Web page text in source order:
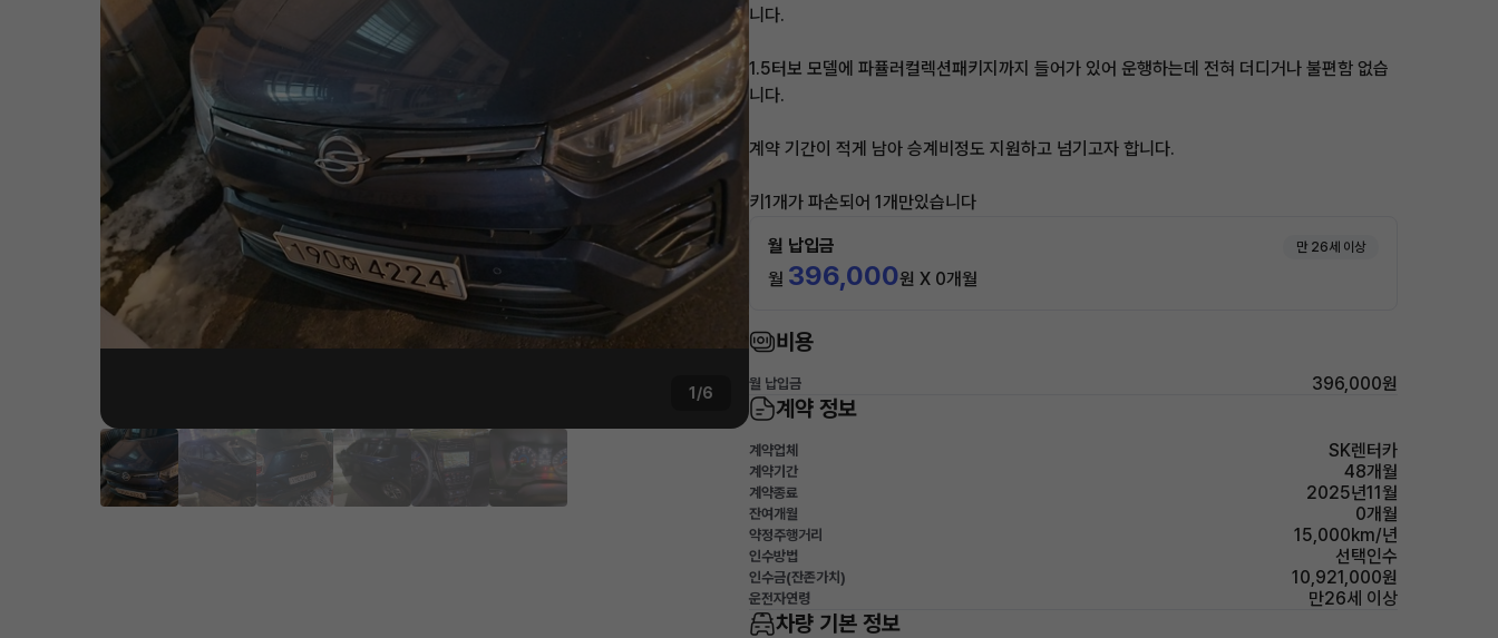
1/6
니다.
1.5터보 모델에 파퓰러컬렉션패키지까지 들어가 있어 운행하는데 전혀 더디거나 불편함 없습
니다.
계약 기간이 적게 남아 승계비정도 지원하고 넘기고자 합니다.
키1개가 파손되어 1개만있습니다
월 납입금 만 26세 이상
월 396,000원 X 0개월
비용
월 납입금 396,000원
계약 정보
계약업체 SK렌터카
계약기간 48개월
계약종료 2025년11월
잔여개월 0개월
약정주행거리 15,000km/년
인수방법 선택인수
인수금(잔존가치) 10,921,000원
운전자연령 만26세 이상
차량 기본 정보